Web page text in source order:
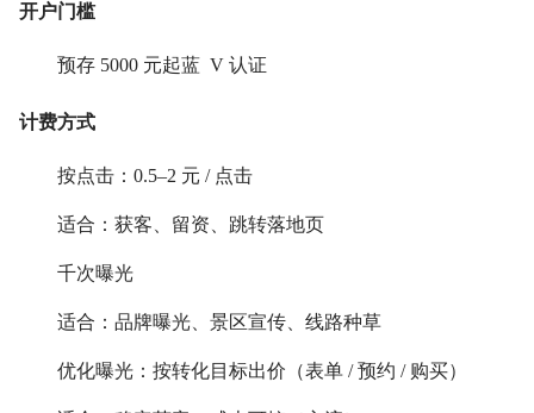
开户门槛
预存 5000 元起蓝 V 认证
计费方式
按点击：0.5–2 元 / 点击
适合：获客、留资、跳转落地页
千次曝光
适合：品牌曝光、景区宣传、线路种草
优化曝光：按转化目标出价（表单 / 预约 / 购买）